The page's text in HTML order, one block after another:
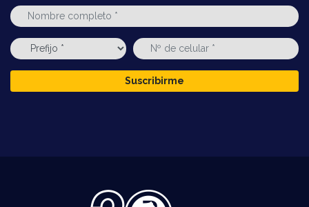
Suscribirme